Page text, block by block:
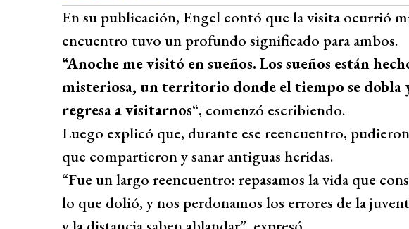
En su publicación, Engel contó que la visita ocurrió
encuentro tuvo un profundo significado para ambos.
“Anoche me visitó en sueños. Los sueños están
misteriosa, un territorio donde el tiempo se dobla
regresa a visitarnos“, comenzó escribiendo.
Luego explicó que, durante ese reencuentro,
que compartieron y sanar antiguas heridas.
“Fue un largo reencuentro: repasamos la vida que
lo que dolió, y nos perdonamos los errores de la